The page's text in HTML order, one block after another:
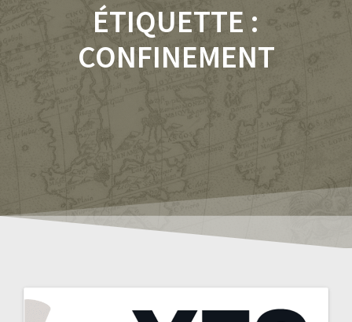
ÉTIQUETTE :
CONFINEMENT